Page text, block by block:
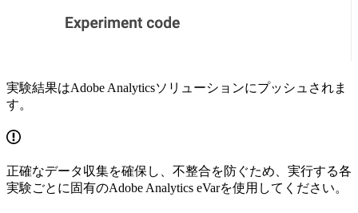
実験結果はAdobe Analyticsソリューションにプッシュされま
す。
正確なデータ収集を確保し、不整合を防ぐため、実行する各
実験ごとに固有のAdobe Analytics eVarを使用してください。